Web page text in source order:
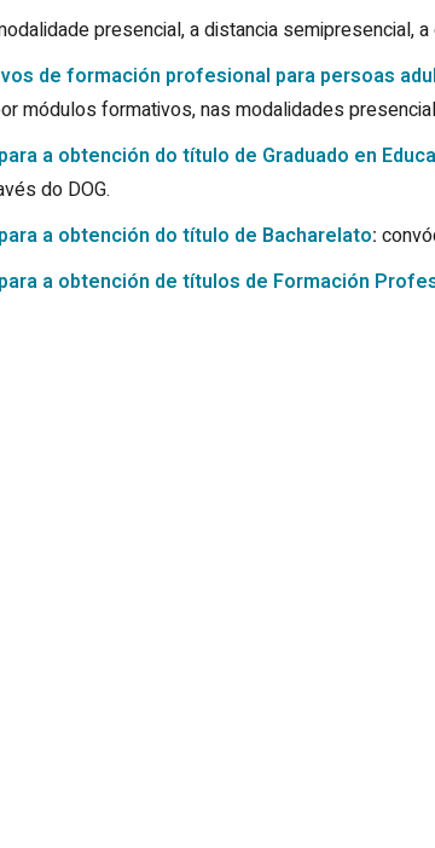
presencial, a distancia semipresencial,
de formación profesional para persoas
módulos formativos, nas modalidades
a obtención do título de Graduado en
do DOG.
a obtención do título de Bacharelato:
a obtención de títulos de Formación